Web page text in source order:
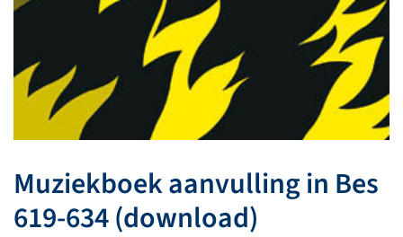
Muziekboek aanvulling in Bes
619-634 (download)